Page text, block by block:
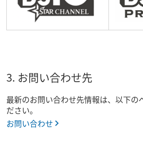
3. お問い合わせ先
最新のお問い合わせ先情報は、以下の
ださい。
お問い合わせ